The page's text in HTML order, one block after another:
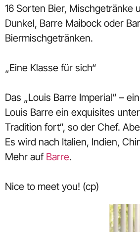
16 Sorten Bier, Mischgetränke
Dunkel, Barre Maibock oder
Biermischgetränken.
„Eine Klasse für sich“
Das „Louis Barre Imperial“ –
Louis Barre ein exquisites
Tradition fort“, so der Chef.
Es wird nach Italien, Indien,
Mehr auf Barre.
Nice to meet you! (cp)